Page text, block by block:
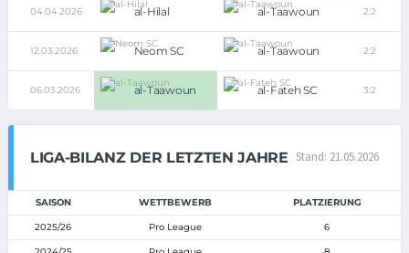
04.04.2026 al-Hilal al-Taawoun 2:2
12.03.2026 Neom SC al-Taawoun 2:2
06.03.2026 al-Taawoun al-Fateh SC 3:2
LIGA-BILANZ DER LETZTEN JAHRE Stand: 21.05.2026
SAISON WETTBEWERB PLATZIERUNG
2025/26 Pro League 6